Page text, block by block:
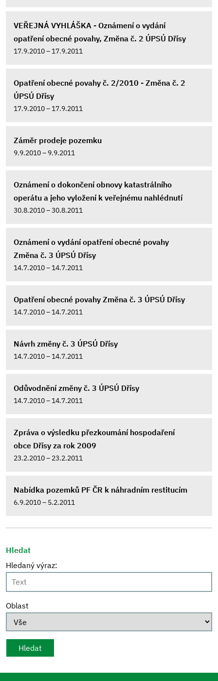
VEŘEJNÁ VYHLÁŠKA - Oznámení o vydání
opatření obecné povahy, Změna č. 2 ÚPSÚ Dřísy
17.9.2010 – 17.9.2011
Opatření obecné povahy č. 2/2010 - Změna č. 2
ÚPSÚ Dřísy
17.9.2010 – 17.9.2011
Záměr prodeje pozemku
9.9.2010 – 9.9.2011
Oznámení o dokončení obnovy katastrálního
operátu a jeho vyložení k veřejnému nahlédnutí
30.8.2010 – 30.8.2011
Oznámení o vydání opatření obecné povahy
Změna č. 3 ÚPSÚ Dřísy
14.7.2010 – 14.7.2011
Opatření obecné povahy Změna č. 3 ÚPSÚ Dřísy
14.7.2010 – 14.7.2011
Návrh změny č. 3 ÚPSÚ Dřísy
14.7.2010 – 14.7.2011
Odůvodnění změny č. 3 ÚPSÚ Dřísy
14.7.2010 – 14.7.2011
Zpráva o výsledku přezkoumání hospodaření
obce Dřísy za rok 2009
23.2.2010 – 23.2.2011
Nabídka pozemků PF ČR k náhradním restitucím
6.9.2010 – 5.2.2011
Hledat
Hledaný výraz:
Oblast